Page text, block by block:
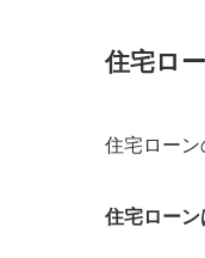
住宅ロ
住宅ローン
住宅ロー